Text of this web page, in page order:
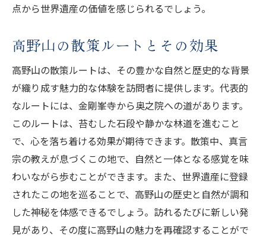
点から世界遺産の価値を感じられるでしょう。
高野山の散策ルートとその効果
高野山の散策ルートは、その豊かな自然と歴史的な背景
が織り成す魅力的な体験を訪問者に提供します。代表的
なルートには、金剛峯寺から奥之院への道があります。
このルートは、苔むした石段や静かな林道を進むこと
で、心を落ち着ける効果が期待できます。散策中、真言
宗の教えが息づくこの地で、自然と一体となる感覚を味
わいながら歩むことができます。また、世界遺産に登録
されたこの地を巡ることで、高野山の歴史と自然が調和
した神秘を体感できるでしょう。訪れるたびに新しい発
見があり、その度に高野山の魅力を再確認することがで